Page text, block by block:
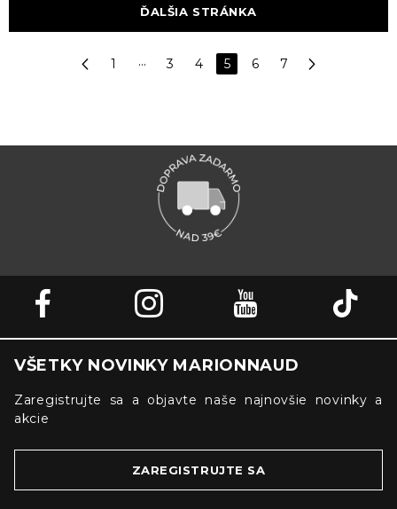
ĎALŠIA STRÁNKA
1 ··· 3 4 5 6 7
VŠETKY NOVINKY MARIONNAUD
Zaregistrujte sa a objavte naše najnovšie novinky a
akcie
ZAREGISTRUJTE SA